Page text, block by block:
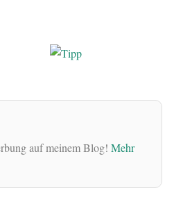
auf meinem Blog! Mehr